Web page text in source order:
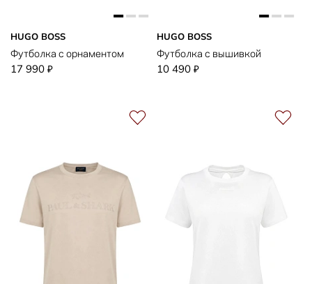
HUGO BOSS
Футболка с орнаментом
17 990 ₽
HUGO BOSS
Футболка с вышивкой
10 490 ₽